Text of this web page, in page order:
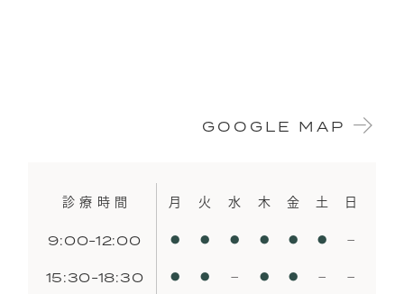
GOOGLE MAP
診療時間 月 火 水 木 金 土 日
9:00-12:00 ● ● ● ● ● ● −
15:30-18:30 ● ● − ● ● − −